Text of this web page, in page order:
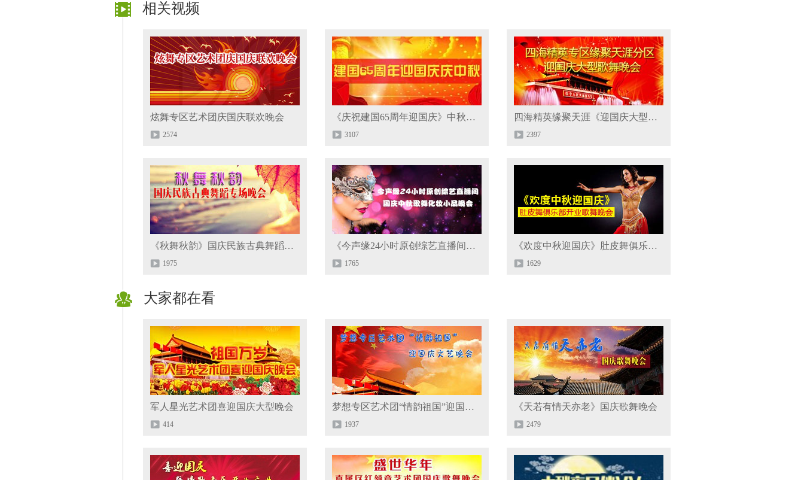
相关视频
炫舞专区艺术团庆国庆联欢晚会
2574
《庆祝建国65周年迎国庆》中秋晚会
3107
四海精英缘聚天涯《迎国庆大型歌舞晚会》
2397
《秋舞秋韵》国庆民族古典舞蹈专场晚会
1975
《今声缘24小时原创综艺直播间》国庆中秋歌舞化妆晚会
1765
《欢度中秋迎国庆》肚皮舞俱乐部开业歌舞晚会
1629
大家都在看
军人星光艺术团喜迎国庆大型晚会
414
梦想专区艺术团“情韵祖国”迎国庆文艺晚会
1937
《天若有情天亦老》国庆歌舞晚会
2479